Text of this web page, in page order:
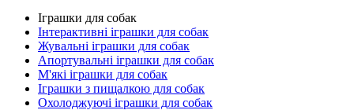
Іграшки для собак
Інтерактивні іграшки для собак
Жувальні іграшки для собак
Апортувальні іграшки для собак
М'які іграшки для собак
Іграшки з пищалкою для собак
Охолоджуючі іграшки для собак